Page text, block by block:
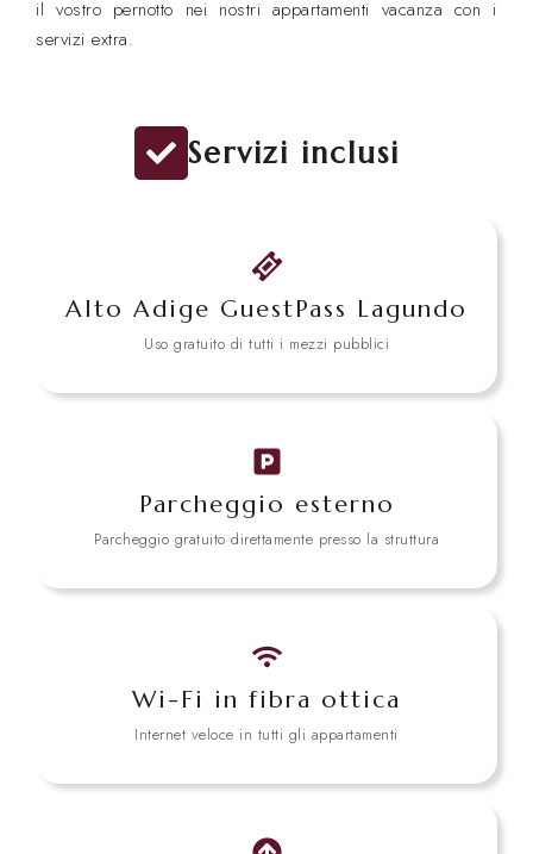
il vostro pernotto nei nostri appartamenti vacanza con i
servizi extra.
Servizi inclusi
Alto Adige GuestPass Lagundo
Uso gratuito di tutti i mezzi pubblici
Parcheggio esterno
Parcheggio gratuito direttamente presso la struttura
Wi-Fi in fibra ottica
Internet veloce in tutti gli appartamenti